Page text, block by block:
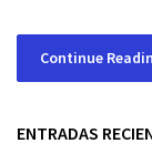
Continue
ENTRADAS